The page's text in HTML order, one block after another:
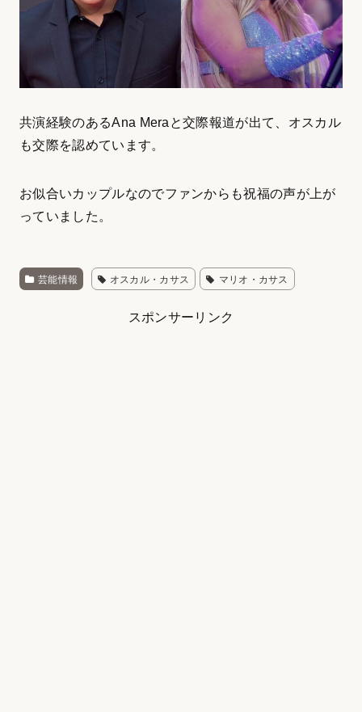
共演経験のあるAna Meraと交際報道が出て、オスカル
も交際を認めています。
お似合いカップルなのでファンからも祝福の声が上が
っていました。
芸能情報 オスカル・カサス マリオ・カサス
スポンサーリンク